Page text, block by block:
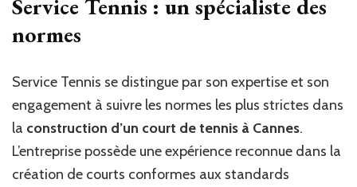
Service Tennis : un spécialiste des
normes
Service Tennis se distingue par son expertise et son
engagement à suivre les normes les plus strictes dans
la construction d’un court de tennis à Cannes.
L’entreprise possède une expérience reconnue dans la
création de courts conformes aux standards